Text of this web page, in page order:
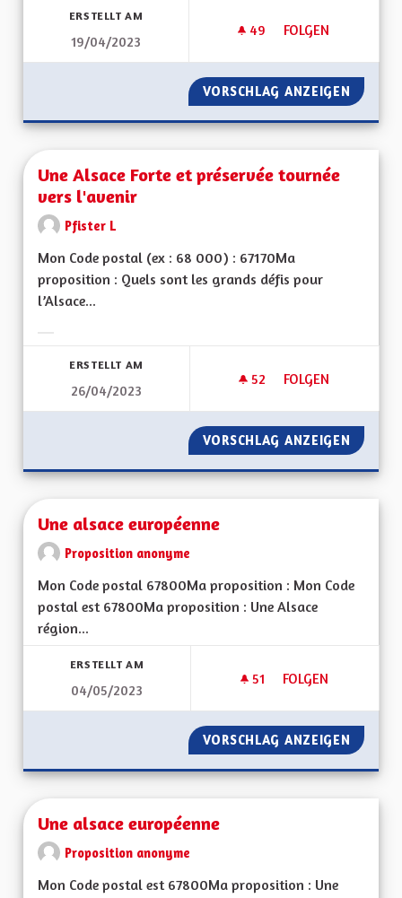
ERSTELLT AM
19/04/2023
49 49 FOLLOWER
FOLGEN
UNE ALSACE
VORSCHLAG ANZEIGEN UNE
Une Alsace Forte et préservée tournée
vers l'avenir
Pfister L
Mon Code postal (ex : 68 000) : 67170Ma
proposition : Quels sont les grands défis pour
l’Alsace...
ERSTELLT AM
26/04/2023
52 52 FOLLOWER
FOLGEN
UNE ALSACE
VORSCHLAG ANZEIGEN UNE
Une alsace européenne
Proposition anonyme
Mon Code postal 67800Ma proposition : Mon Code
postal est 67800Ma proposition : Une Alsace
région...
ERSTELLT AM
04/05/2023
51 51 FOLLOWER
FOLGEN
UNE ALSACE
VORSCHLAG ANZEIGEN UNE
Une alsace européenne
Proposition anonyme
Mon Code postal est 67800Ma proposition : Une